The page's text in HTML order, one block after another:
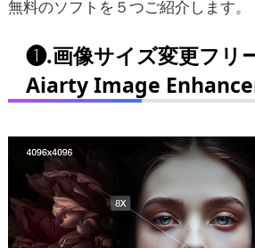
無料のソフトを５つご紹介します。
❶.画像サイズ変更フリ
Aiarty Image